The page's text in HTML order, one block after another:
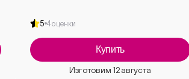
5 4 оценки
Купить